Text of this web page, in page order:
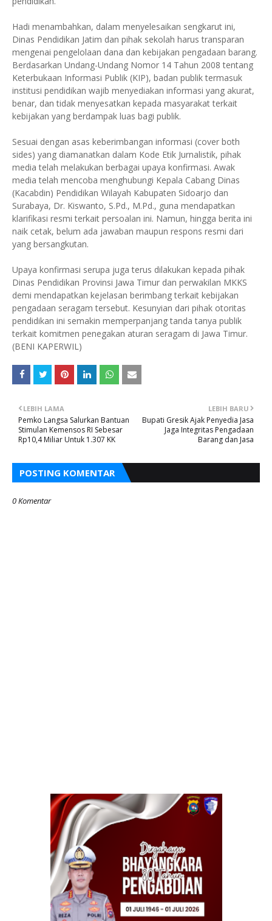
Hadi menambahkan, dalam menyelesaikan sengkarut ini,
Dinas Pendidikan Jatim dan pihak sekolah harus transparan
mengenai pengelolaan dana dan kebijakan pengadaan barang.
Berdasarkan Undang-Undang Nomor 14 Tahun 2008 tentang
Keterbukaan Informasi Publik (KIP), badan publik termasuk
institusi pendidikan wajib menyediakan informasi yang akurat,
benar, dan tidak menyesatkan kepada masyarakat terkait
kebijakan yang berdampak luas bagi publik.
Sesuai dengan asas keberimbangan informasi (cover both
sides) yang diamanatkan dalam Kode Etik Jurnalistik, pihak
media telah melakukan berbagai upaya konfirmasi. Awak
media telah mencoba menghubungi Kepala Cabang Dinas
(Kacabdin) Pendidikan Wilayah Kabupaten Sidoarjo dan
Surabaya, Dr. Kiswanto, S.Pd., M.Pd., guna mendapatkan
klarifikasi resmi terkait persoalan ini. Namun, hingga berita ini
naik cetak, belum ada jawaban maupun respons resmi dari
yang bersangkutan.
Upaya konfirmasi serupa juga terus dilakukan kepada pihak
Dinas Pendidikan Provinsi Jawa Timur dan perwakilan MKKS
demi mendapatkan kejelasan berimbang terkait kebijakan
pengadaan seragam tersebut. Kesunyian dari pihak otoritas
pendidikan ini semakin memperpanjang tanda tanya publik
terkait komitmen penegakan aturan seragam di Jawa Timur.
(BENI KAPERWIL)
LEBIH BARU
Bupati Gresik Ajak Penyedia Jasa
Jaga Integritas Pengadaan
Barang dan Jasa
LEBIH LAMA
Pemko Langsa Salurkan Bantuan
Stimulan Kemensos RI Sebesar
Rp10,4 Miliar Untuk 1.307 KK
POSTING KOMENTAR
0 Komentar